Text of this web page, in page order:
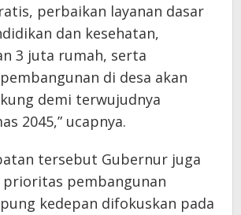
perbaikan layanan dasar
dan kesehatan,
3 juta rumah, serta
di desa akan
demi terwujudnya
2045,” ucapnya.
tersebut Gubernur juga
prioritas pembangunan
kedepan difokuskan pada